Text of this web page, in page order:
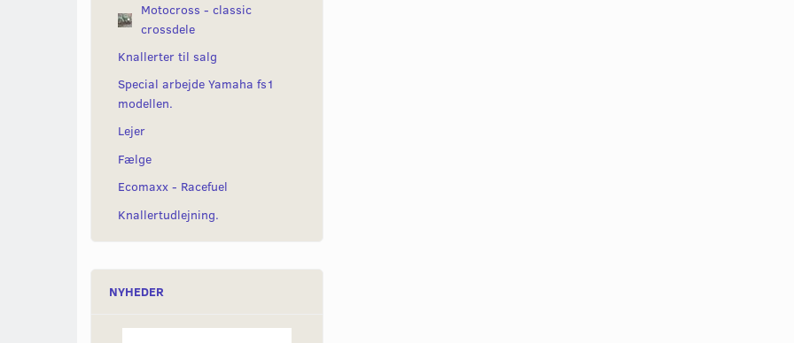
Motocross - classic
crossdele
Knallerter til salg
Special arbejde Yamaha fs1
modellen.
Lejer
Fælge
Ecomaxx - Racefuel
Knallertudlejning.
NYHEDER